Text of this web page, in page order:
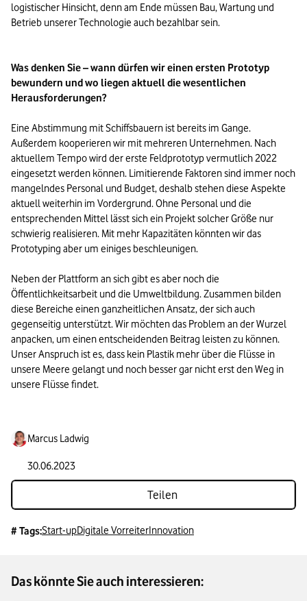
logistischer Hinsicht, denn am Ende müssen Bau, Wartung und
Betrieb unserer Technologie auch bezahlbar sein.
Was denken Sie – wann dürfen wir einen ersten Prototyp
bewundern und wo liegen aktuell die wesentlichen
Herausforderungen?
Eine Abstimmung mit Schiffsbauern ist bereits im Gange.
Außerdem kooperieren wir mit mehreren Unternehmen. Nach
aktuellem Tempo wird der erste Feldprototyp vermutlich 2022
eingesetzt werden können. Limitierende Faktoren sind immer noch
mangelndes Personal und Budget, deshalb stehen diese Aspekte
aktuell weiterhin im Vordergrund. Ohne Personal und die
entsprechenden Mittel lässt sich ein Projekt solcher Größe nur
schwierig realisieren. Mit mehr Kapazitäten könnten wir das
Prototyping aber um einiges beschleunigen.
Neben der Plattform an sich gibt es aber noch die
Öffentlichkeitsarbeit und die Umweltbildung. Zusammen bilden
diese Bereiche einen ganzheitlichen Ansatz, der sich auch
gegenseitig unterstützt. Wir möchten das Problem an der Wurzel
anpacken, um einen entscheidenden Beitrag leisten zu können.
Unser Anspruch ist es, dass kein Plastik mehr über die Flüsse in
unsere Meere gelangt und noch besser gar nicht erst den Weg in
unsere Flüsse findet.
Marcus Ladwig
30.06.2023
Teilen
# Tags:Start-upDigitale VorreiterInnovation
Das könnte Sie auch interessieren: